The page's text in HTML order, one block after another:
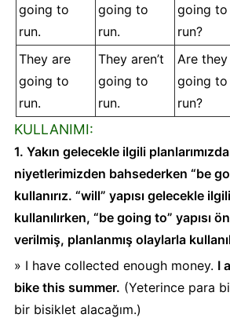
going to
run.
going to
run.
going to
run?
They are
going to
run.
They aren’t
going to
run.
Are they
going to
run?
KULLANIMI:
1. Yakın gelecekle ilgili
niyetlerimizden bahsederken “be
kullanırız. “will” yapısı gelecekle
kullanılırken, “be going to” yapısı
verilmiş, planlanmış olaylarla
» I have collected enough money. I
bike this summer. (Yeterince para
bir bisiklet alacağım.)